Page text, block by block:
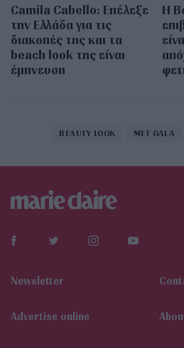
Camila Cabello: Επέλεξε
την Ελλάδα για τις
διακοπές της και τα
beach look της είναι
έμπνευση
Η
BEAUTY LOOK MET GALA
Newsletter
Αdvertise online